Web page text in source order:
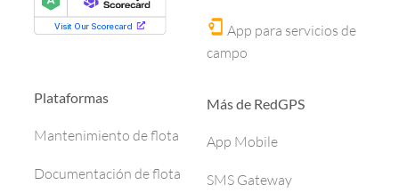
Plataformas
Mantenimiento de flota
Documentación de flota
App para servicios de
campo
Más de RedGPS
App Mobile
SMS Gateway